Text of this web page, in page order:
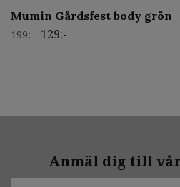
Mumin Gårdsfest body grön
199:- 129:-
Anmäl dig till